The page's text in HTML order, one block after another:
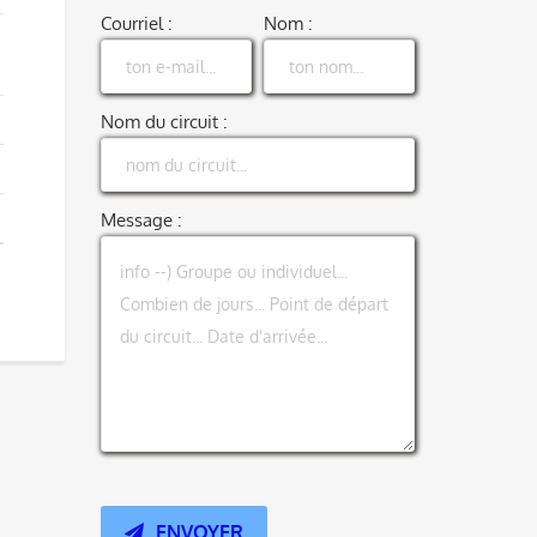
Nom :
Courriel :
Nom du circuit :
Message :
ENVOYER